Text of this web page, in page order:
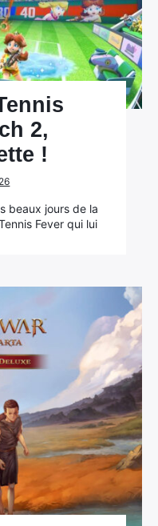
2,
!
beaux jours de la
Fever qui lui